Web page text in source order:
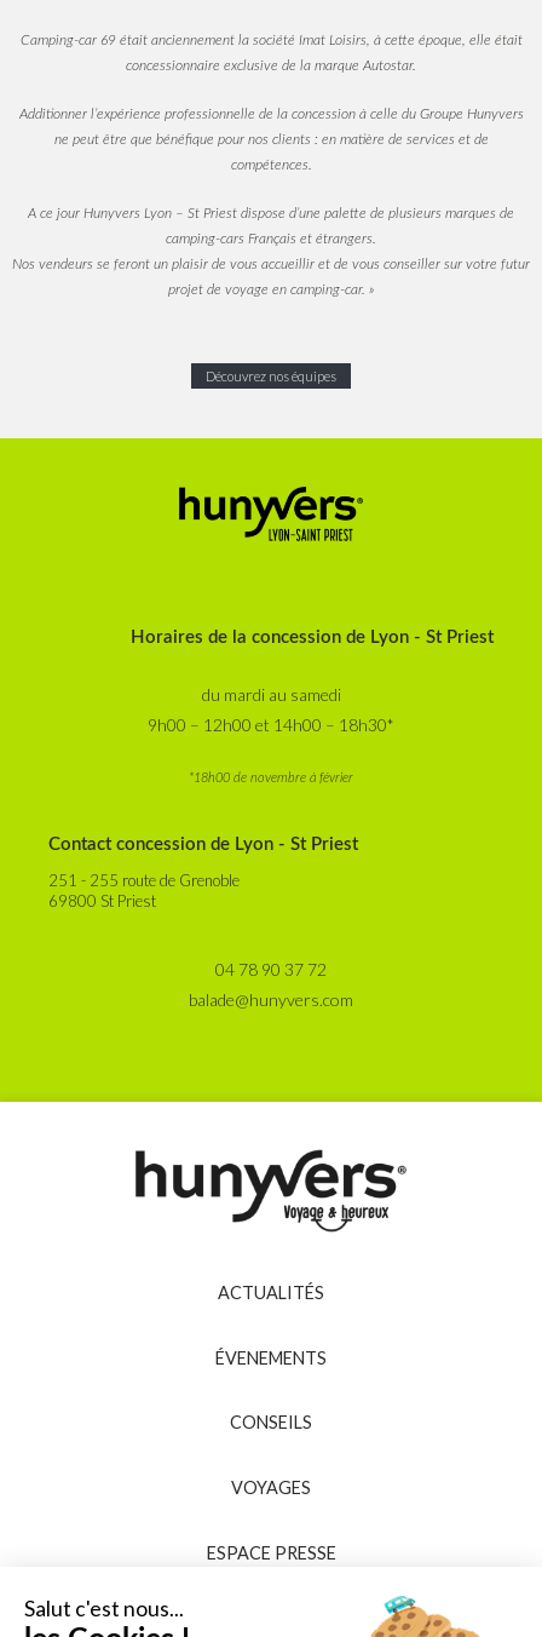
Camping-car 69 était anciennement la société Imat Loisirs, à cette époque, elle était
concessionnaire exclusive de la marque Autostar.
Additionner l’expérience professionnelle de la concession à celle du Groupe Hunyvers
ne peut être que bénéfique pour nos clients : en matière de services et de
compétences.
A ce jour Hunyvers Lyon – St Priest dispose d’une palette de plusieurs marques de
camping-cars Français et étrangers.
Nos vendeurs se feront un plaisir de vous accueillir et de vous conseiller sur votre futur
projet de voyage en camping-car. »
Découvrez nos équipes
Horaires de la concession de Lyon - St Priest
du mardi au samedi
9h00 – 12h00 et 14h00 – 18h30*
*18h00 de novembre à février
Contact concession de Lyon - St Priest
251 - 255 route de Grenoble
69800 St Priest
04 78 90 37 72
balade@hunyvers.com
ACTUALITÉS
ÉVENEMENTS
CONSEILS
VOYAGES
ESPACE PRESSE
Salut c'est nous...